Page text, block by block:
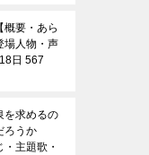
要・あら
場人物・声
日 567
を求めるの
ろうか
・主題歌・